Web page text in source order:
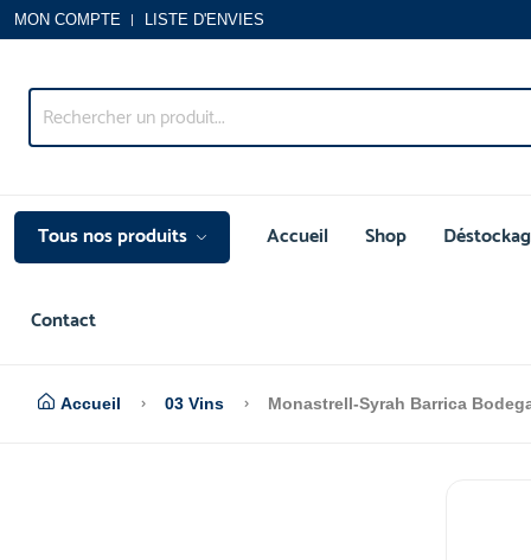
MON COMPTE LISTE D'ENVIES
Tous nos produits Accueil Shop
Contact
Accueil 03 Vins Monastrell-Syrah Barrica